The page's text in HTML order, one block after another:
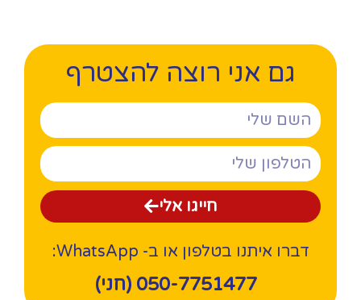
גם אני רוצה להצטרף
חייגו אלי
דברו איתנו בטלפון או ב- WhatsApp:
050-7751477 (חני)